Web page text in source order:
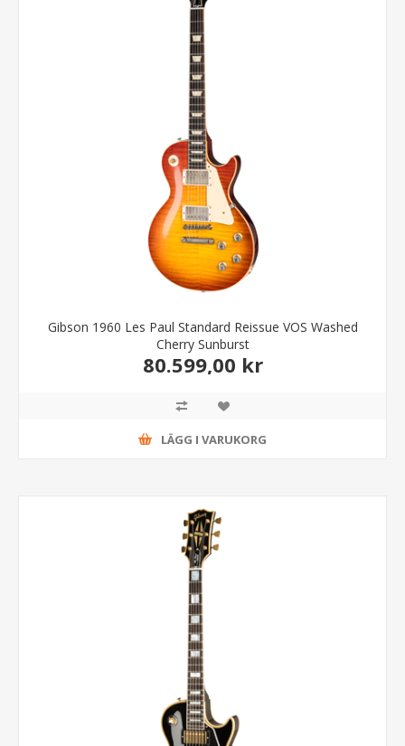
Gibson 1960 Les Paul Standard Reissue VOS Washed
Cherry Sunburst
80.599,00 kr
LÄGG I VARUKORG